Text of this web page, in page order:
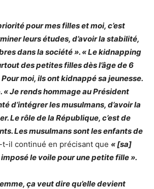
pour mes filles et moi, c’est
leurs études, d’avoir la stabilité,
dans la société ». « Le kidnapping
des petites filles dès l’âge de 6
moi, ils ont kidnappé sa jeunesse.
« Je rends hommage au Président
d’intégrer les musulmans, d’avoir la
Le rôle de la République, c’est de
Les musulmans sont les enfants de
t-il continué en précisant que « [sa]
imposé le voile pour une petite fille ».
ça veut dire qu’elle devient